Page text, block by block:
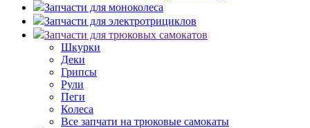
Запчасти для моноколеса
Запчасти для электротрициклов
Запчасти для трюковых самокатов
Шкурки
Деки
Грипсы
Рули
Пеги
Колеса
Все запчати на трюковые самокаты